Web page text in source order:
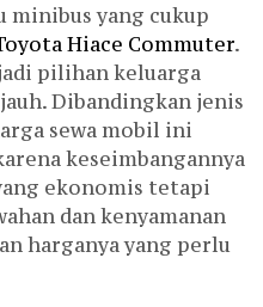
minibus yang cukup
Hiace Commuter.
pilihan keluarga
Dibandingkan jenis
sewa mobil ini
keseimbangannya
ekonomis tetapi
dan kenyamanan
harganya yang perlu